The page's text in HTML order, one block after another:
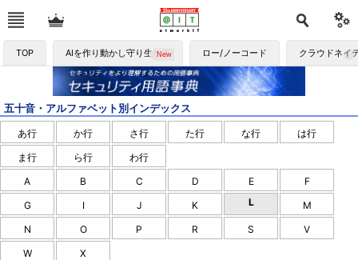
TOP AIを作り動かし守り生かす ロー/ノーコード クラウドネイ
五十音・アルファベット別インデックス
あ行 か行 さ行 た行 な行
は行
ま行
ら行
わ行
A
B C D E
F
G
I J K L
M
N
O P R S
V
W
X